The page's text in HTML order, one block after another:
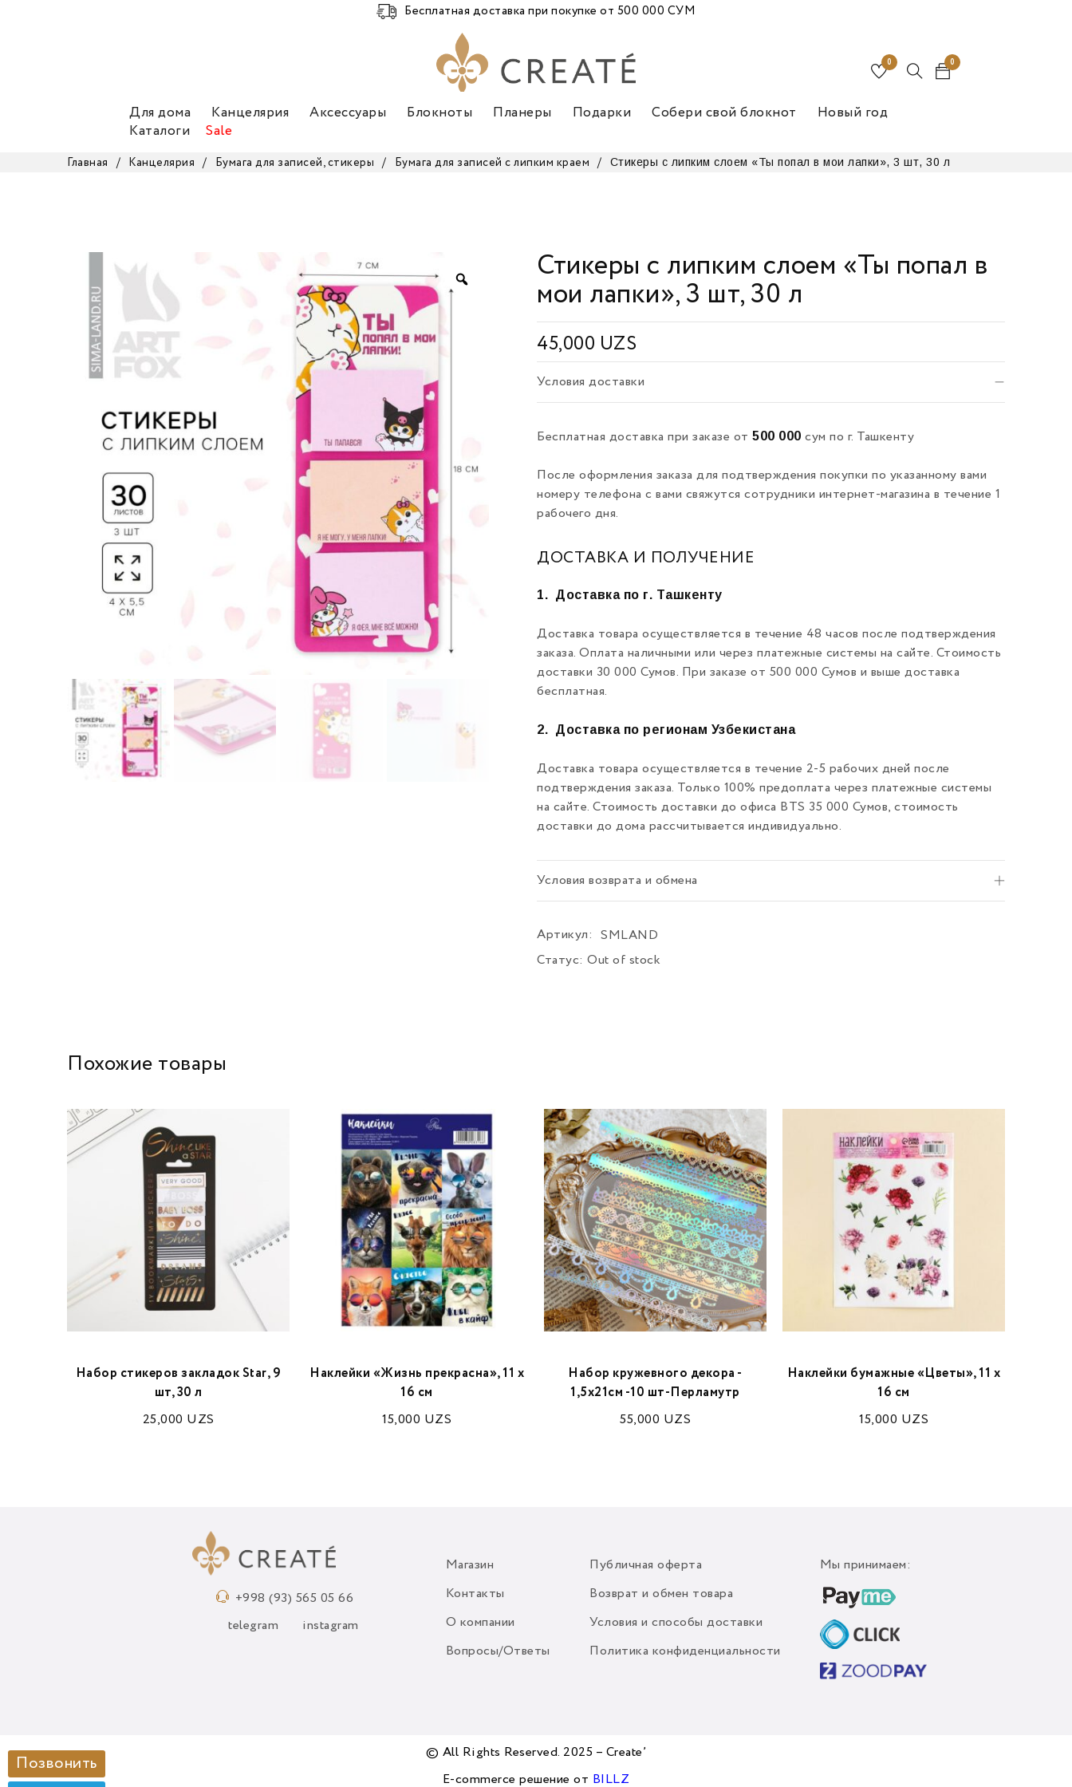
Бесплатная доставка при покупке от 500 000 СУМ
0
0
Для дома Канцелярия Аксессуары Блокноты Планеры Подарки Собери свой блокнот
Новый год
Каталоги
Sale
Главная / Канцелярия / Бумага для записей, стикеры / Бумага для записей с липким краем / Стикеры с липким слоем «Ты попал в мои лапки», 3 шт, 30 л
Стикеры с липким слоем «Ты попал в
мои лапки», 3 шт, 30 л
45,000 UZS
Условия доставки
Бесплатная доставка при заказе от500 000 сум по г. Ташкенту
После оформления заказа для подтверждения покупки по указанному вами
номеру телефона с вами свяжутся сотрудники интернет-магазина в течение 1
рабочего дня.
ДОСТАВКА И ПОЛУЧЕНИЕ
1. Доставка по г. Ташкенту
Доставка товара осуществляется в течение 48 часов после подтверждения
заказа. Оплата наличными или через платежные системы на сайте. Стоимость
доставки 30 000 Сумов. При заказе от 500 000 Сумов и выше доставка
бесплатная.
2. Доставка по регионам Узбекистана
Доставка товара осуществляется в течение 2-5 рабочих дней после
подтверждения заказа. Только 100% предоплата через платежные системы
на сайте. Стоимость доставки до офиса BTS 35 000 Сумов, стоимость
доставки до дома рассчитывается индивидуально.
Условия возврата и обмена
Артикул:
SMLAND
Статус: Out of stock
Похожие товары
Набор стикеров закладок Star, 9
шт, 30 л
25,000 UZS
Наклейки «Жизнь прекрасна», 11 х
16 см
15,000 UZS
Набор кружевного декора -
1,5х21см -10 шт-Перламутр
55,000 UZS
Наклейки бумажные «Цветы», 11 х
16 см
15,000 UZS
+998 (93) 565 05 66
telegram instagram
Магазин
Контакты
О компании
Вопросы/Ответы
Публичная оферта
Возврат и обмен товара
Условия и способы доставки
Политика конфиденциальности
Мы принимаем:
© All Rights Reserved. 2025 – Create’
E-commerce решение от BILLZ
Позвонить